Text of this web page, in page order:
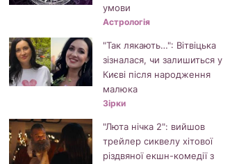
умови
Астрологія
"Так лякають…": Вітвіцька
зізналася, чи залишиться у
Києві після народження
малюка
Зірки
"Люта нічка 2": вийшов
трейлер сиквелу хітової
різдвяної екшн-комедії з